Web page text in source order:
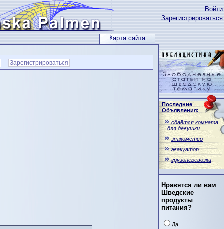
Карта сайта
Войти
Зарегистрироваться
Последние
Объявления:
сдаётся комната
для девушки
знакомство
эвакуатор
грузоперевозки
Нравятся ли вам
Шведские
продукты
питания?
Да
Зарегистрироваться